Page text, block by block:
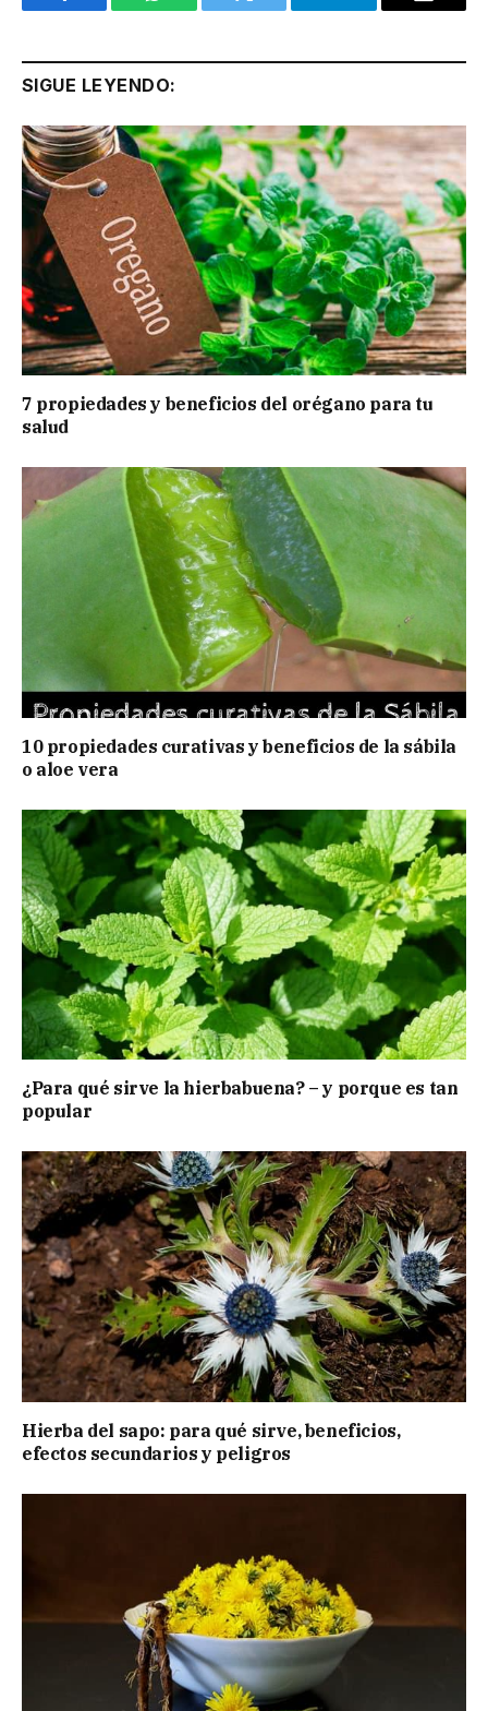
Facebook WhatsApp Twitter Telegram Email
SIGUE LEYENDO:
7 propiedades y beneficios del orégano para tu
salud
10 propiedades curativas y beneficios de la sábila
o aloe vera
¿Para qué sirve la hierbabuena? – y porque es tan
popular
Hierba del sapo: para qué sirve, beneficios,
efectos secundarios y peligros